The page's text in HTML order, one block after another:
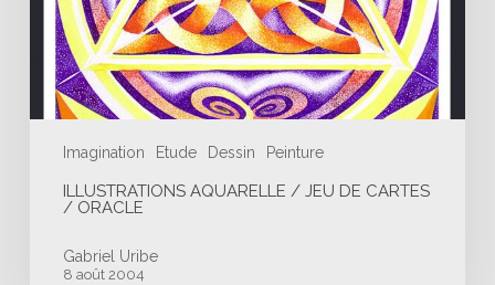
Imagination Etude Dessin Peinture
ILLUSTRATIONS AQUARELLE / JEU DE CARTES
/ ORACLE
Gabriel Uribe
8 août 2004